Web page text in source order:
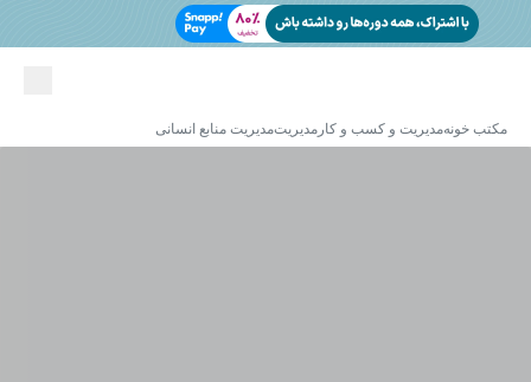
مکتب خونهمدیریت و کسب و کار مدیریتمدیریت منابع انسانی